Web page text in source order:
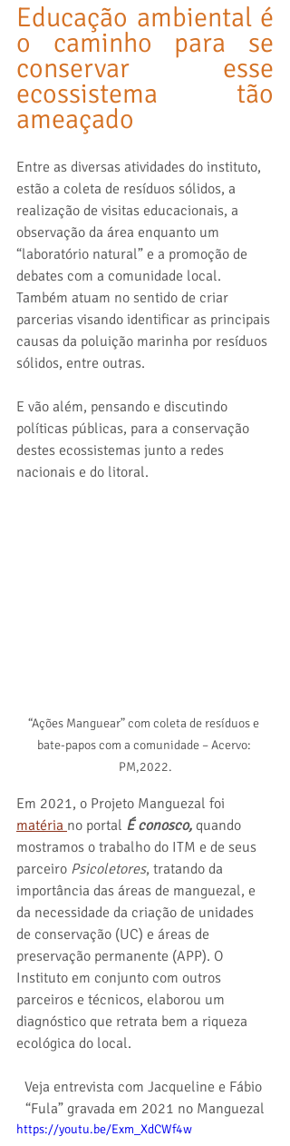
Educação ambiental é
o caminho para se
conservar esse
ecossistema tão
ameaçado
Entre as diversas atividades do instituto,
estão a coleta de resíduos sólidos, a
realização de visitas educacionais, a
observação da área enquanto um
“laboratório natural” e a promoção de
debates com a comunidade local.
Também atuam no sentido de criar
parcerias visando identificar as principais
causas da poluição marinha por resíduos
sólidos, entre outras.
E vão além, pensando e discutindo
políticas públicas, para a conservação
destes ecossistemas junto a redes
nacionais e do litoral.
“Ações Manguear” com coleta de resíduos e
bate-papos com a comunidade – Acervo:
PM,2022.
Em 2021, o Projeto Manguezal foi
matéria no portal É conosco, quando
mostramos o trabalho do ITM e de seus
parceiro Psicoletores, tratando da
importância das áreas de manguezal, e
da necessidade da criação de unidades
de conservação (UC) e áreas de
preservação permanente (APP). O
Instituto em conjunto com outros
parceiros e técnicos, elaborou um
diagnóstico que retrata bem a riqueza
ecológica do local.
Veja entrevista com Jacqueline e Fábio
“Fula” gravada em 2021 no Manguezal
https://youtu.be/Exm_XdCWf4w